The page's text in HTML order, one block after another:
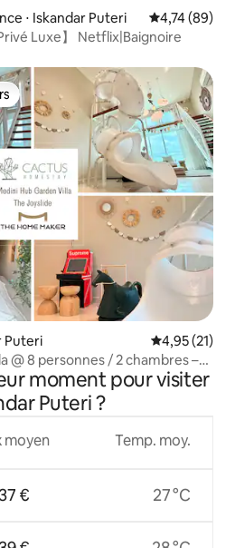
⋅ Iskandar Puteri Évaluation
4,74 (89)
Luxe】 Netflix|Baignoire
Puteri Évaluation
4,95 (21)
@ 8 personnes / 2 chambres –
moment pour visiter
Puteri ?
moyen
€
Temp. moy.
27 °C